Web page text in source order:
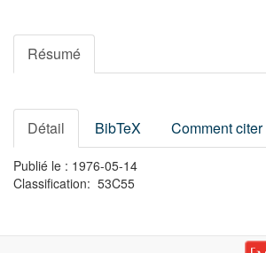
Résumé
Détail BibTeX Comment citer
Publié le : 1976-05-14
Classification: 53C55